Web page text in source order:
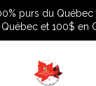
purs du
et 100$ en